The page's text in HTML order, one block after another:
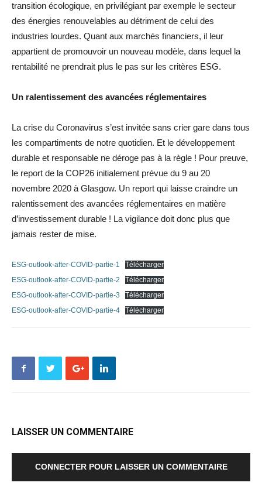
transition écologique, en privilégiant par exemple le secteur
des énergies renouvelables au détriment de celui des
industries lourdes. Quant aux marchés financiers, il leur
appartient de promouvoir un nouveau modèle, dans lequel la
rentabilité ne prendrait plus le pas sur les critères ESG.
Un ralentissement des avancées réglementaires
La crise du Coronavirus s’est invitée sans crier gare dans tous
les compartiments de notre quotidien. Et le développement
durable et responsable ne déroge pas à la règle ! Pour preuve,
le report de la COP26 initialement prévue du 9 au 20
novembre 2020 à Glasgow. Un report qui laisse craindre un
ralentissement des avancées réglementaires en matière
d’investissement durable ! La vigilance doit donc plus que
jamais rester de mise.
ESG-outlook-after-COVID-partie-1
Télécharger
ESG-outlook-after-COVID-partie-2
Télécharger
ESG-outlook-after-COVID-partie-3
Télécharger
ESG-outlook-after-COVID-partie-4
Télécharger
LAISSER UN COMMENTAIRE
CONNECTER POUR LAISSER UN COMMENTAIRE